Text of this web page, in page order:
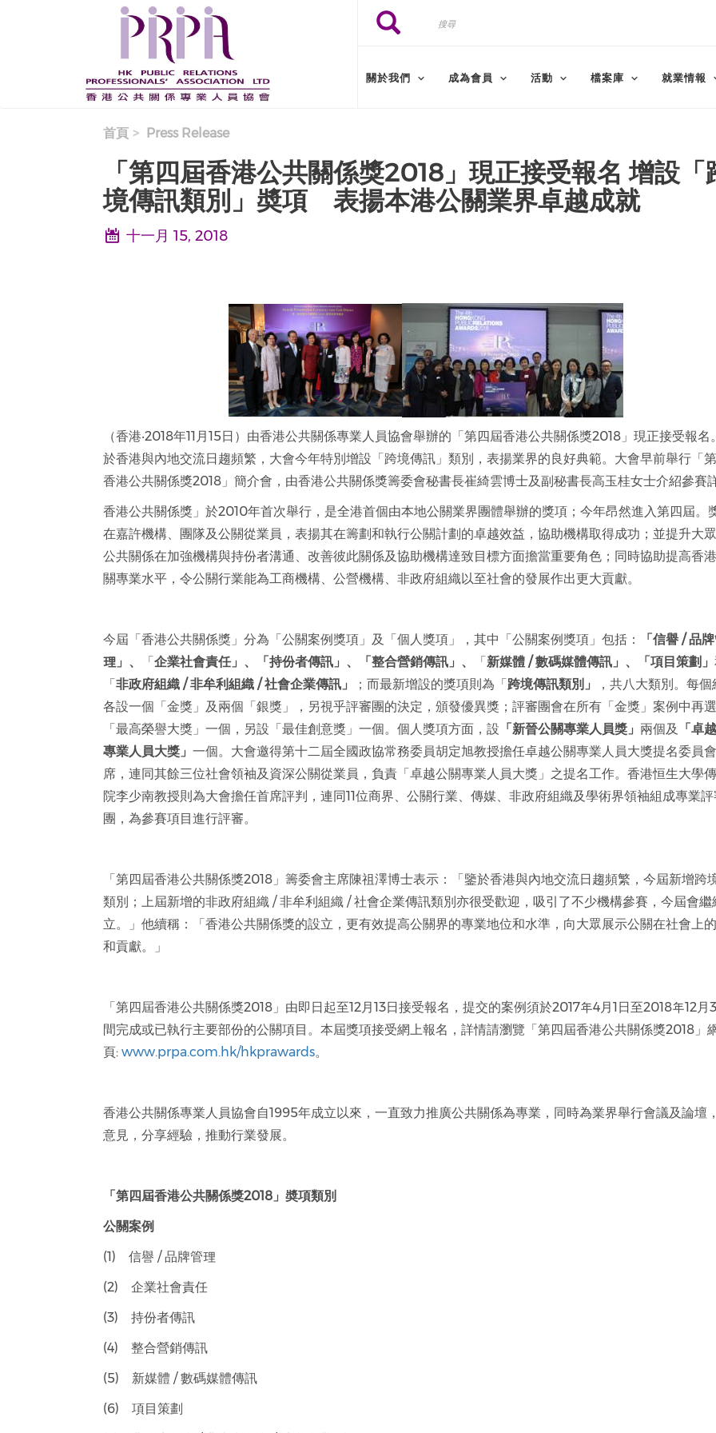
搜
尋
搜尋
關於我們 成為會員 活動 檔案庫 就業情報
首頁 Press Release
「第四屆香港公共關係獎2018」現正接受報名 增設「
境傳訊類別」奬項 表揚本港公關業界卓越成就
十一月 15, 2018
（香港‧2018年11月15日）由香港公共關係專業人員協會舉辦的「第四屆香港公共關係獎2018」現正接受報名
於香港與內地交流日趨頻繁，大會今年特別增設「跨境傳訊」類別，表揚業界的良好典範。大會早前舉行「
香港公共關係獎2018」簡介會，由香港公共關係獎籌委會秘書長崔綺雲博士及副秘書長高玉桂女士介紹參賽
香港公共關係獎」於2010年首次舉行，是全港首個由本地公關業界團體舉辦的獎項；今年昂然進入第四屆。
在嘉許機構、團隊及公關從業員，表揚其在籌劃和執行公關計劃的卓越效益，協助機構取得成功；並提升大
公共關係在加強機構與持份者溝通、改善彼此關係及協助機構達致目標方面擔當重要角色；同時協助提高香
關專業水平，令公關行業能為工商機構、公營機構、非政府組織以至社會的發展作出更大貢獻。
今屆「香港公共關係獎」分為「公關案例獎項」及「個人獎項」，其中「公關案例獎項」包括： 「信譽 /品
理 」 、 「企業社會責任 」 、 「持份者傳訊 」 、 「整合營銷傳訊 」、 「新媒體 /數碼媒體傳訊 」 、 「項目策劃 」
「非政府組織 /非牟利組織 /社會企業傳訊 」 ；而最新增設的獎項則為「跨境傳訊類別」
，共八大類別。每
各設一個「金獎」及兩個「銀獎」，另視乎評審團的決定，頒發優異獎；評審團會在所有「金獎」案例中再
「最高榮譽大獎」一個，另設「最佳創意獎」一個。個人獎項方面，設 「新晉公關專業人員獎 」 兩個及 「卓
專業人員大獎 」一個。大會邀得第十二屆全國政協常務委員胡定旭教授擔任卓越公關專業人員大獎提名委員
席，連同其餘三位社會領袖及資深公關從業員，負責「卓越公關專業人員大獎」之提名工作。香港恒生大學
院李少南教授則為大會擔任首席評判，連同11位商界、公關行業、傳媒、非政府組織及學術界領袖組成專業
團，為參賽項目進行評審。
「第四屆香港公共關係獎2018」籌委會主席陳祖澤博士表示：「鑒於香港與內地交流日趨頻繁，今屆新增跨
類別；上屆新增的非政府組織 / 非牟利組織 / 社會企業傳訊類別亦很受歡迎，吸引了不少機構參賽，今屆會繼
立。」他續稱：「香港公共關係獎的設立，更有效提高公關界的專業地位和水準，向大眾展示公關在社會上
和貢獻。」
「第四屆香港公共關係獎2018」由即日起至12月13日接受報名，提交的案例須於2017年4月1日至2018年12月
間完成或已執行主要部份的公關項目。本屆獎項接受網上報名，詳情請瀏覽「第四屆香港公共關係獎2018」
頁:www.prpa.com.hk/hkprawards。
香港公共關係專業人員協會自1995年成立以來，一直致力推廣公共關係為專業，同時為業界舉行會議及論壇
意見，分享經驗，推動行業發展。
「第四屆香港公共關係獎2018 」奬項類別
公關案例
(1) 信譽 / 品牌管理
(2) 企業社會責任
(3) 持份者傳訊
(4) 整合營銷傳訊
(5) 新媒體 / 數碼媒體傳訊
(6) 項目策劃